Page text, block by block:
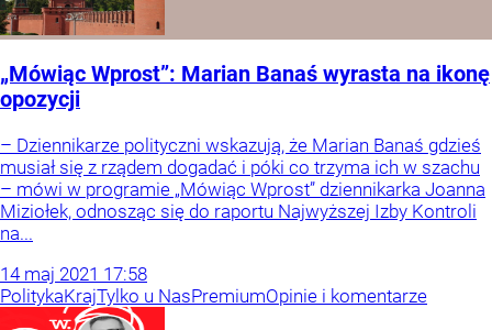
„Mówiąc Wprost”: Marian Banaś wyrasta na ikonę
opozycji
– Dziennikarze polityczni wskazują, że Marian Banaś gdzieś
musiał się z rządem dogadać i póki co trzyma ich w szachu
– mówi w programie „Mówiąc Wprost” dziennikarka Joanna
Miziołek, odnosząc się do raportu Najwyższej Izby Kontroli
na...
14 maj 2021 17:58
PolitykaKrajTylko u NasPremiumOpinie i komentarze